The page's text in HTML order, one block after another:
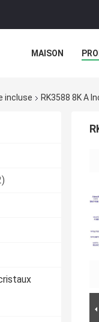
MAISON
incluse RK3588 8K A